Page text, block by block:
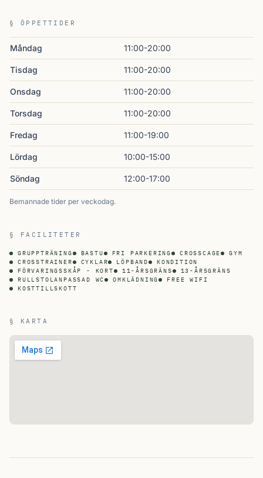
§ ÖPPETTIDER
Måndag 11:00-20:00
Tisdag 11:00-20:00
Onsdag 11:00-20:00
Torsdag 11:00-20:00
Fredag 11:00-19:00
Lördag 10:00-15:00
Söndag 12:00-17:00
Bemannade tider per veckodag.
§ FACILITETER
GRUPPTRÄNING BASTU FRI PARKERING CROSSCAGE
GYM
CROSSTRAINER
CYKLAR LÖPBAND
KONDITION
FÖRVARINGSSKÅP - KORT
11-ÅRSGRÄNS
13-ÅRSGRÄNS
RULLSTOLANPASSAD WC
OMKLÄDNING
FREE WIFI
KOSTTILLSKOTT
§ KARTA